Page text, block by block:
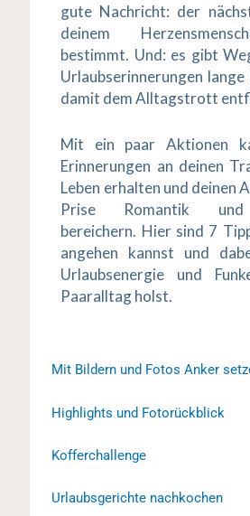
gute Nachricht: der
deinem
bestimmt. Und: es gibt
Urlaubserinnerungen
damit dem Alltagstrott
Mit ein paar Aktionen
Erinnerungen an deinen
Leben erhalten und deinen
Prise Romantik und
bereichern. Hier sind 7
angehen kannst und
Urlaubsenergie und
Paaralltag holst.
Mit Bildern und Fotos Anker
Highlights und Fotorückblick
Kofferchallenge
Urlaubsgerichte nachkochen